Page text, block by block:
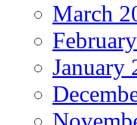
March
January